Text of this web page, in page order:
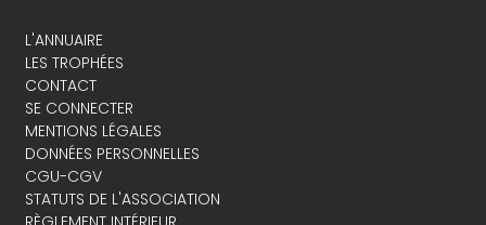
L'ANNUAIRE
LES TROPHÉES
CONTACT
SE CONNECTER
MENTIONS LÉGALES
DONNÉES PERSONNELLES
CGU-CGV
STATUTS DE L'ASSOCIATION